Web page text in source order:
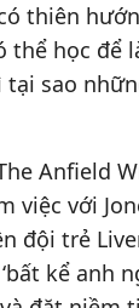
thiên
thể học để
sao
Anfield
việc với
đội trẻ
kể anh